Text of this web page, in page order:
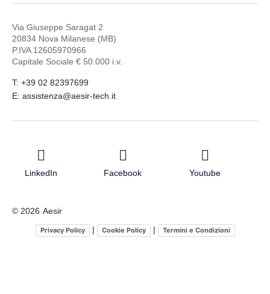
Via Giuseppe Saragat 2
20834 Nova Milanese (MB)
P.IVA 12605970966
Capitale Sociale € 50.000 i.v.
T: +39 02 82397699
E: assistenza@aesir-tech.it
LinkedIn Facebook Youtube
© 2026 Aesir
Privacy Policy | Cookie Policy | Termini e Condizioni